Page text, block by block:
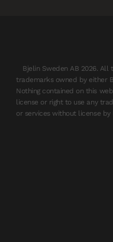
Bjelin Sweden AB 2026.
trademarks owned by either
Nothing contained on this
license or right to use any
or services without license by